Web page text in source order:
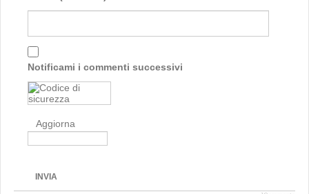
Notificami i commenti successivi
Aggiorna
INVIA